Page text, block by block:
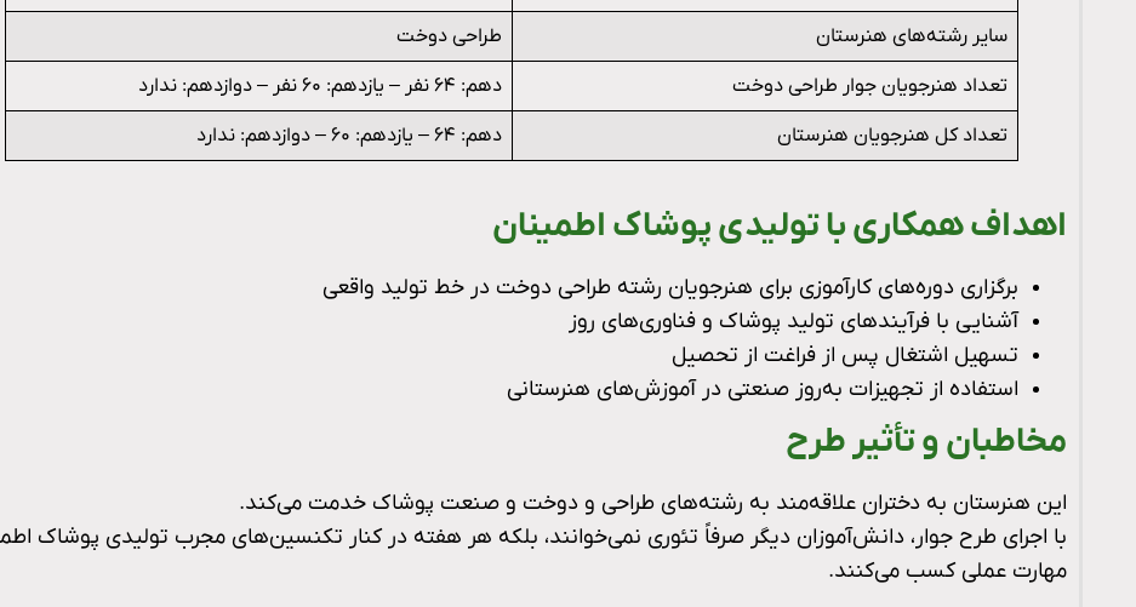
سایر رشته‌های هنرستان
طراحی دوخت
تعداد هنرجویان جوار طراحی دوخت
دهم: ۶۴ نفر – یازدهم: ۶۰ نفر – دوازدهم: ندارد
تعداد کل هنرجویان هنرستان
دهم: ۶۴ – یازدهم: ۶۰ – دوازدهم: ندارد
اهداف همکاری با تولیدی پوشاک اطمینان
برگزاری دوره‌های کارآموزی برای هنرجویان رشته طراحی دوخت در خط تولید واقعی
آشنایی با فرآیندهای تولید پوشاک و فناوری‌های روز
تسهیل اشتغال پس از فراغت از تحصیل
استفاده از تجهیزات به‌روز صنعتی در آموزش‌های هنرستانی
مخاطبان و تأثیر طرح
این هنرستان به دختران علاقه‌مند به رشته‌های طراحی و دوخت و صنعت پوشاک خدمت می‌کند.
با اجرای طرح جوار، دانش‌آموزان دیگر صرفاً تئوری نمی‌خوانند، بلکه هر هفته در کنار تکنسین‌های مجرب تولیدی پوشاک
مهارت عملی کسب می‌کنند.